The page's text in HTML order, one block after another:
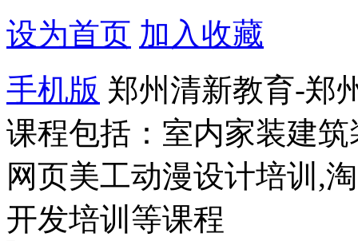
设为首页 加入收藏
手机版 郑州清新教育-郑
课程包括：室内家装建
网页美工动漫设计培训,
开发培训等课程